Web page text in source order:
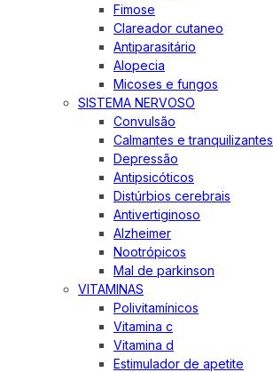
Fimose
Clareador cutaneo
Antiparasitário
Alopecia
Micoses e fungos
SISTEMA NERVOSO
Convulsão
Calmantes e tranquilizantes
Depressão
Antipsicóticos
Distúrbios cerebrais
Antivertiginoso
Alzheimer
Nootrópicos
Mal de parkinson
VITAMINAS
Polivitamínicos
Vitamina c
Vitamina d
Estimulador de apetite